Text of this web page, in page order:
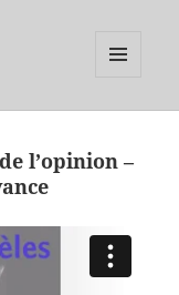
l’opinion –